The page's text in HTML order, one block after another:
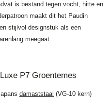
is bestand tegen vocht, hitte en
maakt dit het Paudin
stijlvol designstuk als een
meegaat.
P7 Groentemes
damaststaal (VG-10 kern)